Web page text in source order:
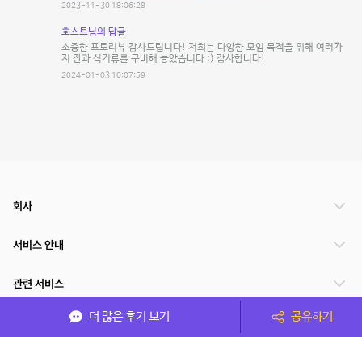
2023-11-30 18:06:28
호스트님의 답글
소중한 포토리뷰 감사드립니다! 저희는 다양한 모임 목적을 위해 여러가
지 잔과 식기류를 구비해 놓았습니다 :) 감사합니다!
2024-01-03 10:07:59
더 많은 후기 보기 공유하기
회사
서비스 안내
관련 서비스